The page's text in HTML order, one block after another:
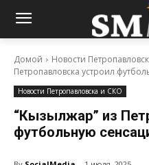
Домой Новости
Петропавловска устроил
Новости Петропавловска и СКО
“Кызылжар” из
футбольную